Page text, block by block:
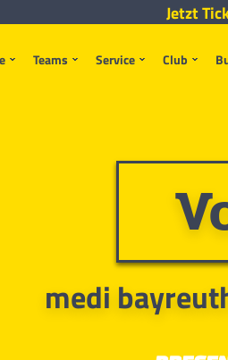
Teams Service Club
Jetzt
medi